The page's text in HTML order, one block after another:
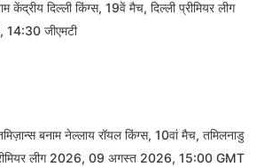
केंद्रीय दिल्ली किंग्स, 19वें मैच, दिल्ली प्रीमियर लीग
जीएमटी
बनाम नेल्लाय रॉयल किंग्स, 10वां मैच, तमिलनाडु
लीग 2026, 09 अगस्त 2026, 15:00 GMT